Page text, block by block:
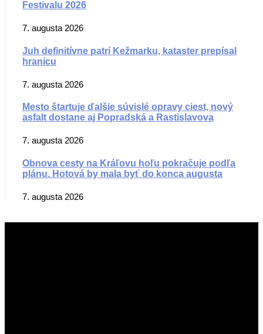
Festivalu 2026
7. augusta 2026
Juh definitívne patrí Kežmarku, kataster prepísal
hranicu
7. augusta 2026
Mesto štartuje ďalšie súvislé opravy ciest, nový
asfalt dostane aj Popradská a Rastislavova
7. augusta 2026
Obnova cesty na Kráľovu hoľu pokračuje podľa
plánu. Hotová by mala byť do konca augusta
7. augusta 2026